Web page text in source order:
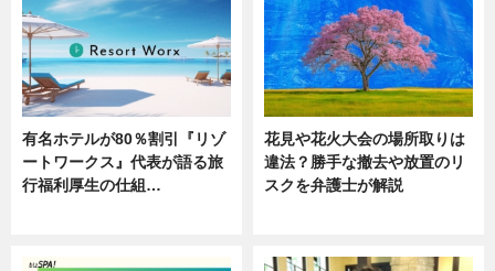
有名ホテルが80％割引『リゾ
ートワークス』代表が語る旅
行福利厚生の仕組…
花見や花火大会の場所取りは
違法？勝手な撤去や放置のリ
スクを弁護士が解説